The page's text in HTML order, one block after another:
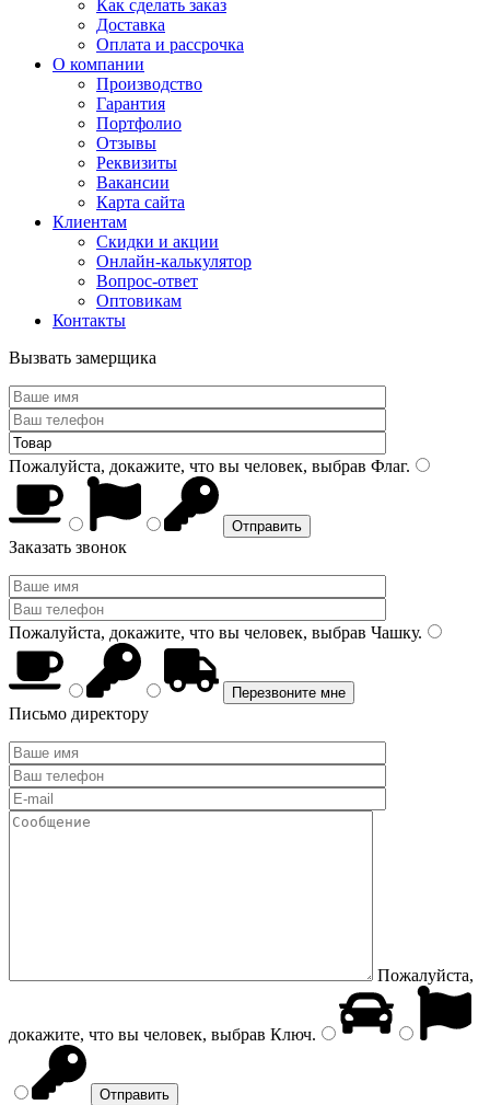
Как сделать заказ
Доставка
Оплата и рассрочка
О компании
Производство
Гарантия
Портфолио
Отзывы
Реквизиты
Вакансии
Карта сайта
Клиентам
Скидки и акции
Онлайн-калькулятор
Вопрос-ответ
Оптовикам
Контакты
Вызвать замерщика
Пожалуйста, докажите, что вы человек, выбрав Флаг.
Заказать звонок
Пожалуйста, докажите, что вы человек, выбрав Чашку.
Письмо директору
Пожалуйста,
докажите, что вы человек, выбрав Ключ.